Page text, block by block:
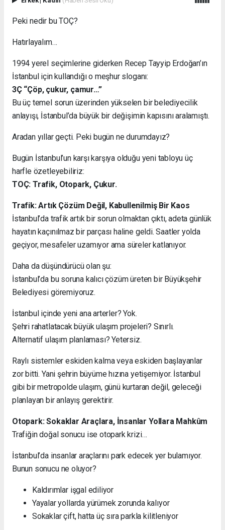
Peki nedir bu TOÇ?
Hatırlayalım…
1994 yerel seçimlerine giderken Recep Tayyip Erdoğan’ın
İstanbul için kullandığı o meşhur sloganı:
3Ç “Çöp, çukur, çamur…”
Bu üç temel sorun üzerinden yükselen bir belediyecilik
anlayışı, İstanbul’da büyük bir değişimin kapısını aralamıştı.
Aradan yıllar geçti. Peki bugün ne durumdayız?
Bugün İstanbul’un karşı karşıya olduğu yeni tabloyu üç
harfle özetleyebiliriz:
TOÇ: Trafik, Otopark, Çukur.
Trafik: Artık Çözüm Değil, Kabullenilmiş Bir Kaos
İstanbul’da trafik artık bir sorun olmaktan çıktı, adeta günlük
hayatın kaçınılmaz bir parçası haline geldi. Saatler yolda
geçiyor, mesafeler uzamıyor ama süreler katlanıyor.
Daha da düşündürücü olan şu:
İstanbul’da bu soruna kalıcı çözüm üreten bir Büyükşehir
Belediyesi göremiyoruz.
İstanbul içinde yeni ana arterler? Yok.
Şehri rahatlatacak büyük ulaşım projeleri? Sınırlı.
Alternatif ulaşım planlaması? Yetersiz.
Raylı sistemler eskiden kalma veya eskiden başlayanlar
zor bitti. Yani şehrin büyüme hızına yetişemiyor. İstanbul
gibi bir metropolde ulaşım, günü kurtaran değil, geleceği
planlayan bir anlayış gerektirir.
Otopark: Sokaklar Araçlara, İnsanlar Yollara Mahkûm
Trafiğin doğal sonucu ise otopark krizi…
İstanbul’da insanlar araçlarını park edecek yer bulamıyor.
Bunun sonucu ne oluyor?
Kaldırımlar işgal ediliyor
Yayalar yollarda yürümek zorunda kalıyor
Sokaklar çift, hatta üç sıra parkla kilitleniyor